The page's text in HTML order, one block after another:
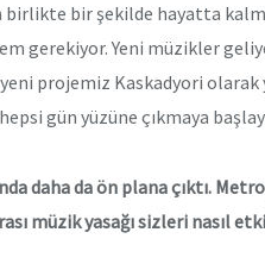
bir şekilde hayatta
gerekiyor. Yeni müzikler
yeni projemiz Kaskadyori
gün yüzüne çıkmaya
daha da ön plana çıktı.
müzik yasağı sizleri nasıl